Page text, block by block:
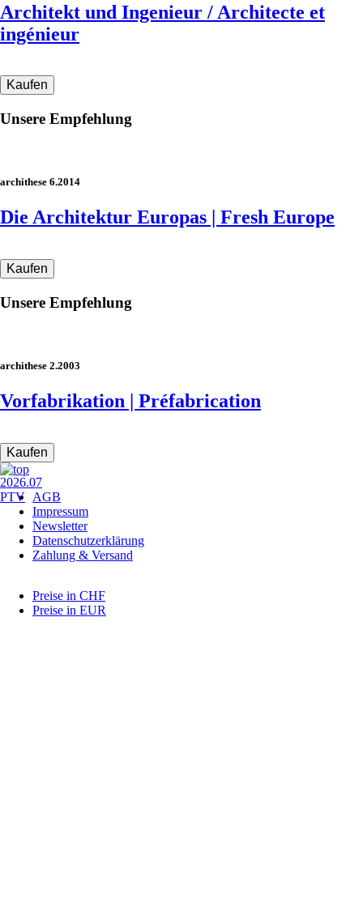
Architekt und Ingenieur / Architecte et
ingénieur
Unsere Empfehlung
archithese 6.2014
Die Architektur Europas | Fresh Europe
Unsere Empfehlung
archithese 2.2003
Vorfabrikation | Préfabrication
Navigation
überspringen
AGB
Impressum
Newsletter
Datenschutzerklärung
Zahlung & Versand
Preise in CHF
Preise in EUR